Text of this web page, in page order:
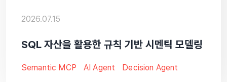
2026.07.15
SQL 자산을 활용한 규칙 기반 시멘틱 모델링
Semantic MCP AI Agent Decision Agent